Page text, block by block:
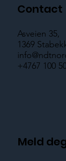
Contact
Asveien 35,
1369
+4767 100
Meld